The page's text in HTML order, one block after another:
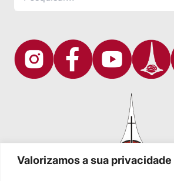
Valorizamos a sua privacidade